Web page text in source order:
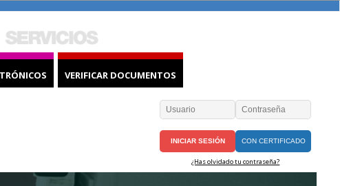
VERIFICAR DOCUMENTOS
CON CERTIFICADO
¿Has olvidado tu contraseña?